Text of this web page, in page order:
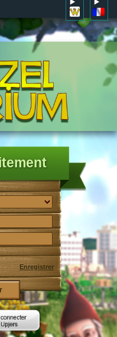
Enregistrer